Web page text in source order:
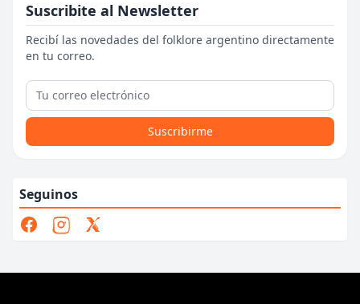
Suscribite al Newsletter
Recibí las novedades del folklore argentino directamente
en tu correo.
Suscribirme
Seguinos